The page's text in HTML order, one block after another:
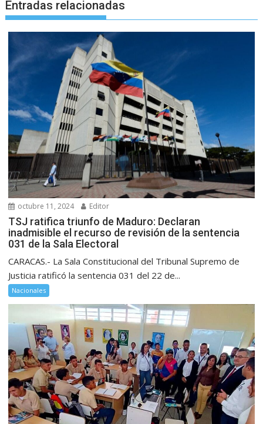
Entradas relacionadas
octubre 11, 2024 Editor
TSJ ratifica triunfo de Maduro: Declaran
inadmisible el recurso de revisión de la sentencia
031 de la Sala Electoral
CARACAS.- La Sala Constitucional del Tribunal Supremo de
Justicia ratificó la sentencia 031 del 22 de...
Nacionales